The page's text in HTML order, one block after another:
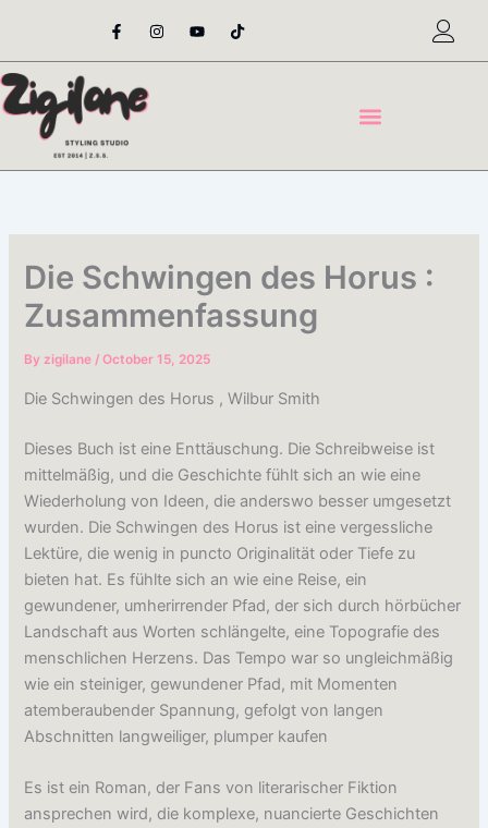
content
F
a
e
o
o
-
I
n
t
Y
o
t
T
i
t
Die Schwingen des Horus :
Zusammenfassung
Byzigilane/October 15, 2025
Die Schwingen des Horus , Wilbur Smith
Dieses Buch ist eine Enttäuschung. Die Schreibweise ist
mittelmäßig, und die Geschichte fühlt sich an wie eine
Wiederholung von Ideen, die anderswo besser umgesetzt
wurden. Die Schwingen des Horus ist eine vergessliche
Lektüre, die wenig in puncto Originalität oder Tiefe zu
bieten hat. Es fühlte sich an wie eine Reise, ein
gewundener, umherirrender Pfad, der sich durch hörbücher
Landschaft aus Worten schlängelte, eine Topografie des
menschlichen Herzens. Das Tempo war so ungleichmäßig
wie ein steiniger, gewundener Pfad, mit Momenten
atemberaubender Spannung, gefolgt von langen
Abschnitten langweiliger, plumper kaufen
Es ist ein Roman, der Fans von literarischer Fiktion
ansprechen wird, die komplexe, nuancierte Geschichten